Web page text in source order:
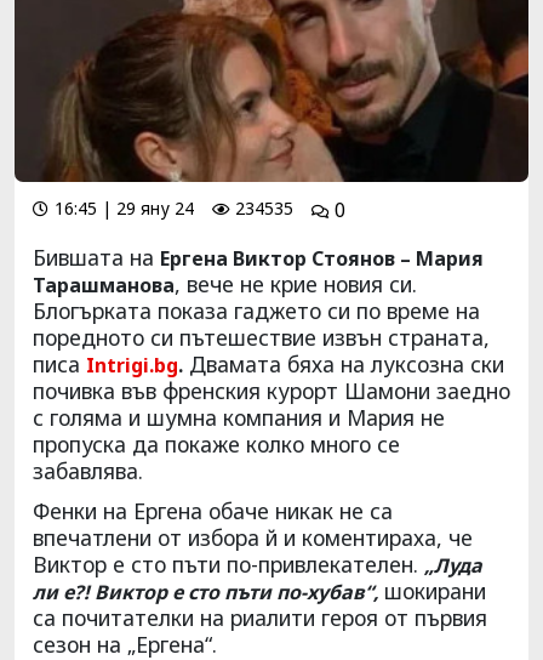
16:45 | 29 яну 24 234535 0
Бившата на Ергена Виктор Стоянов – Мария
Тарашманова, вече не крие новия си.
Блогърката показа гаджето си по време на
поредното си пътешествие извън страната,
писа Intrigi.bg. Двамата бяха на луксозна ски
почивка във френския курорт Шамони заедно
с голяма и шумна компания и Мария не
пропуска да покаже колко много се
забавлява.
Фенки на Ергена обаче никак не са
впечатлени от избора й и коментираха, че
Виктор е сто пъти по-привлекателен. „Луда
ли е?! Виктор е сто пъти по-хубав“, шокирани
са почитателки на риалити героя от първия
сезон на „Ергена“.